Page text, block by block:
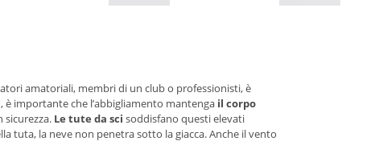
amatoriali, membri di un club o professionisti, è
, è importante che l’abbigliamento mantenga il corpo
sicurezza. Le tute da sci soddisfano questi elevati
tuta, la neve non penetra sotto la giacca. Anche il vento